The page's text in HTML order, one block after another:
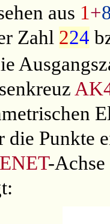
aus 1+
Zahl 224
die Punkte
-